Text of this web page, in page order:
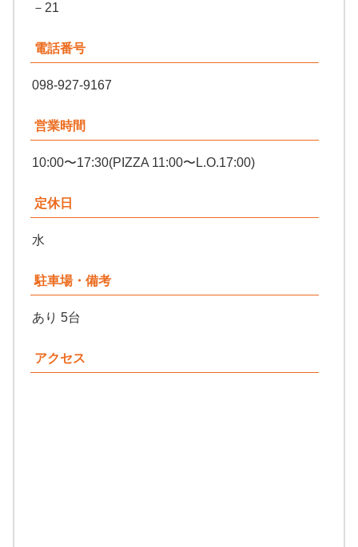
－21
電話番号
098-927-9167
営業時間
10:00〜17:30(PIZZA 11:00〜L.O.17:00)
定休日
水
駐車場・備考
あり 5台
アクセス